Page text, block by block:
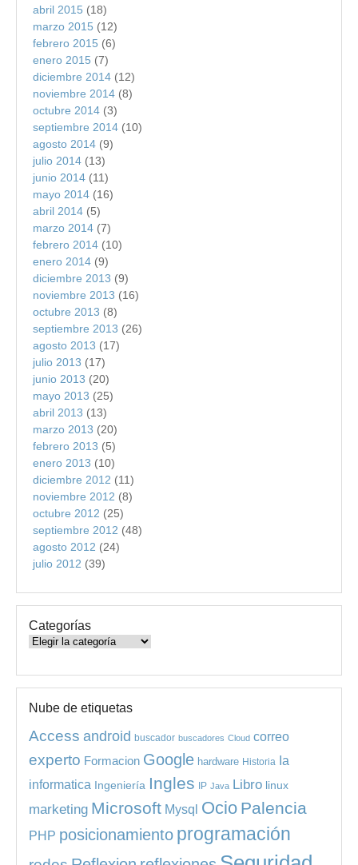
abril 2015 (18)
marzo 2015 (12)
febrero 2015 (6)
enero 2015 (7)
diciembre 2014 (12)
noviembre 2014 (8)
octubre 2014 (3)
septiembre 2014 (10)
agosto 2014 (9)
julio 2014 (13)
junio 2014 (11)
mayo 2014 (16)
abril 2014 (5)
marzo 2014 (7)
febrero 2014 (10)
enero 2014 (9)
diciembre 2013 (9)
noviembre 2013 (16)
octubre 2013 (8)
septiembre 2013 (26)
agosto 2013 (17)
julio 2013 (17)
junio 2013 (20)
mayo 2013 (25)
abril 2013 (13)
marzo 2013 (20)
febrero 2013 (5)
enero 2013 (10)
diciembre 2012 (11)
noviembre 2012 (8)
octubre 2012 (25)
septiembre 2012 (48)
agosto 2012 (24)
julio 2012 (39)
Categorías
Categorías
Nube de etiquetas
Access android buscador buscadores Cloud correo
experto Formacion Google hardware Historia Ia
informatica Ingeniería Ingles IP Java Libro linux
marketing Microsoft Mysql Ocio Palencia
PHP posicionamiento programación